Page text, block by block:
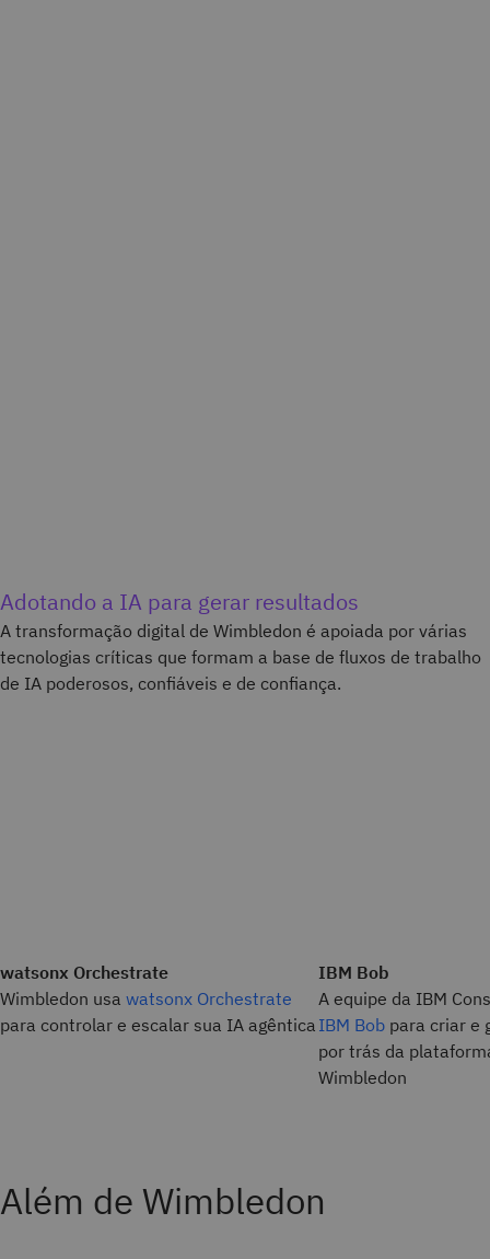
Adotando a IA para gerar resultados
A transformação digital de Wimbledon é apoiada por várias
tecnologias críticas que formam a base de fluxos de trabalho
de IA poderosos, confiáveis e de confiança.
watsonx Orchestrate
Wimbledon usa watsonx Orchestrate
para controlar e escalar sua IA agêntica
IBM Bob
A equipe da IBM
IBM Bob para criar e
por trás da
Wimbledon
Além de Wimbledon